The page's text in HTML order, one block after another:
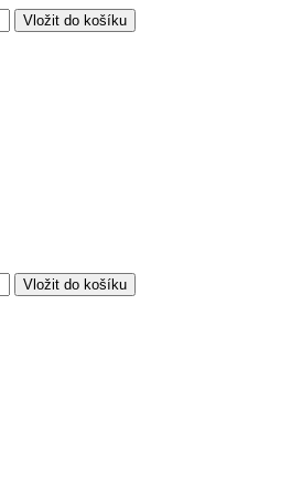
Vložit do košíku
Vložit do košíku